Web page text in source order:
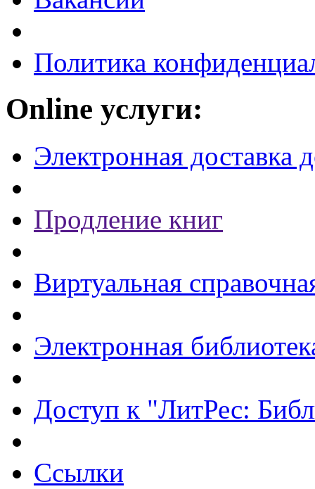
Политика
Online услуги:
Электронная доставка
Продление книг
Виртуальная
Электронная
Доступ к "ЛитРес:
Ссылки